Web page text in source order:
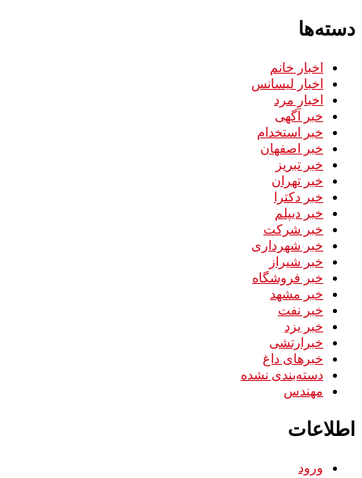
دسته‌ها
اخبار خانم
اخبار لیسانس
اخبار مرد
خبر آگهی
خبر استخدام
خبر اصفهان
خبر تبریز
خبر تهران
خبر دکترا
خبر دیپلم
خبر شرکت
خبر شهرداری
خبر شیراز
خبر فروشگاه
خبر مشهد
خبر نفت
خبر یزد
خبرارتشی
خبرهای داغ
دسته‌بندی نشده
مهندس
اطلاعات
ورود